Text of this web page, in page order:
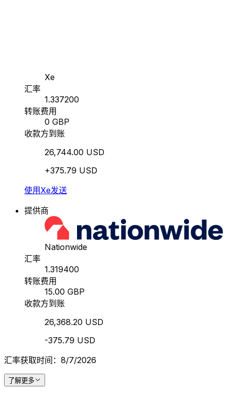
Xe
汇率
1.337200
转账费用
0 GBP
收款方到账
26,744.00 USD
+375.79 USD
使用Xe发送
提供商
Nationwide
汇率
1.319400
转账费用
15.00 GBP
收款方到账
26,368.20 USD
-375.79 USD
汇率获取时间：8/7/2026
了解更多